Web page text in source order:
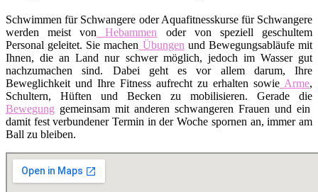
Schwimmen für Schwangere oder Aquafitnesskurse für Schwangere
werden meist von Hebammen oder von speziell geschultem
Personal geleitet. Sie machen Übungen und Bewegungsabläufe mit
Ihnen, die an Land nur schwer möglich, jedoch im Wasser gut
nachzumachen sind. Dabei geht es vor allem darum, Ihre
Beweglichkeit und Ihre Fitness aufrecht zu erhalten sowie Arme,
Schultern, Hüften und Becken zu mobilisieren. Gerade die
Bewegung gemeinsam mit anderen schwangeren Frauen und ein
damit fest verbundener Termin in der Woche spornen an, immer am
Ball zu bleiben.